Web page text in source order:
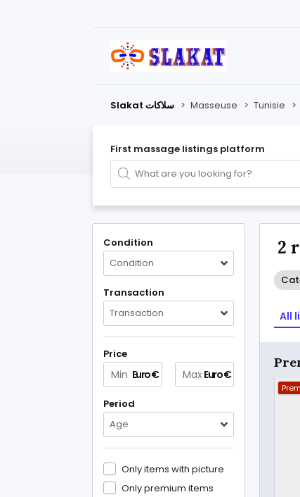
Slakat سلاكات > Masseuse > Tunisie >
First massage listings platform
Condition
Condition
Transaction
Transaction
Price
Euro € Euro €
Period
Age
Only items with picture
Only premium items
2
All